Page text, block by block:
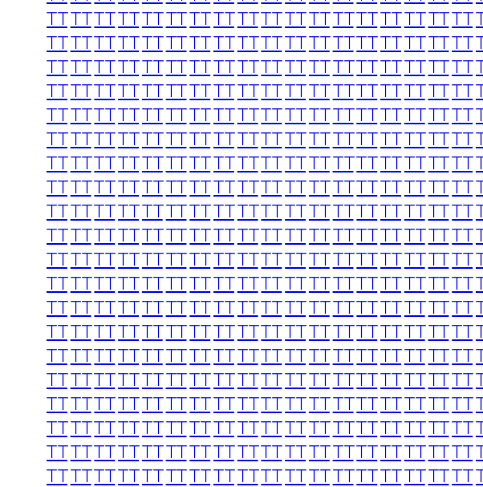
TTTTTTTTTTTTTTTTTTTTTTTTTTTTTTTTTTTT
TTTTTTTTTTTTTTTTTTTTTTTTTTTTTTTTTTTT
TTTTTTTTTTTTTTTTTTTTTTTTTTTTTTTTTTTT
TTTTTTTTTTTTTTTTTTTTTTTTTTTTTTTTTTTT
TTTTTTTTTTTTTTTTTTTTTTTTTTTTTTTTTTTT
TTTTTTTTTTTTTTTTTTTTTTTTTTTTTTTTTTTT
TTTTTTTTTTTTTTTTTTTTTTTTTTTTTTTTTTTT
TTTTTTTTTTTTTTTTTTTTTTTTTTTTTTTTTTTT
TTTTTTTTTTTTTTTTTTTTTTTTTTTTTTTTTTTT
TTTTTTTTTTTTTTTTTTTTTTTTTTTTTTTTTTTT
TTTTTTTTTTTTTTTTTTTTTTTTTTTTTTTTTTTT
TTTTTTTTTTTTTTTTTTTTTTTTTTTTTTTTTTTT
TTTTTTTTTTTTTTTTTTTTTTTTTTTTTTTTTTTT
TTTTTTTTTTTTTTTTTTTTTTTTTTTTTTTTTTTT
TTTTTTTTTTTTTTTTTTTTTTTTTTTTTTTTTTTT
TTTTTTTTTTTTTTTTTTTTTTTTTTTTTTTTTTTT
TTTTTTTTTTTTTTTTTTTTTTTTTTTTTTTTTTTT
TTTTTTTTTTTTTTTTTTTTTTTTTTTTTTTTTTTT
TTTTTTTTTTTTTTTTTTTTTTTTTTTTTTTTTTTT
TTTTTTTTTTTTTTTTTTTTTTTTTTTTTTTTTTTT